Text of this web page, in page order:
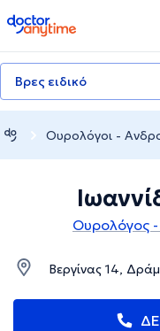
doctoranytime
Βρες ειδικό
Ουρολόγοι -
Ουρολόγος
Βεργίνας 14,